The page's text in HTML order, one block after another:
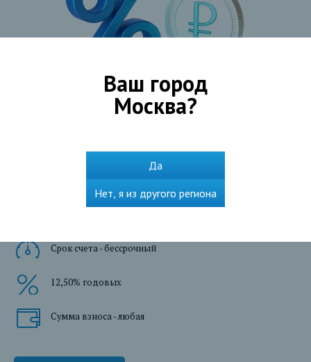
и пополнения, а также с возможностью начисления
процентов на сумму фактического остатка
денежных средств.
Срок счета - бессрочный
12,50% годовых
Сумма взноса - любая
Ваш город
Москва?
Да
Нет, я из другого региона